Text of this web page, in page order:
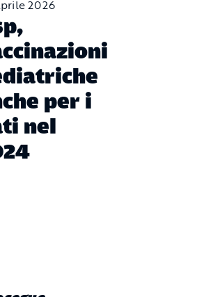
2026
per i
nel